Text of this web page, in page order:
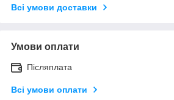
Всі умови доставки
Умови оплати
Післяплата
Всі умови оплати